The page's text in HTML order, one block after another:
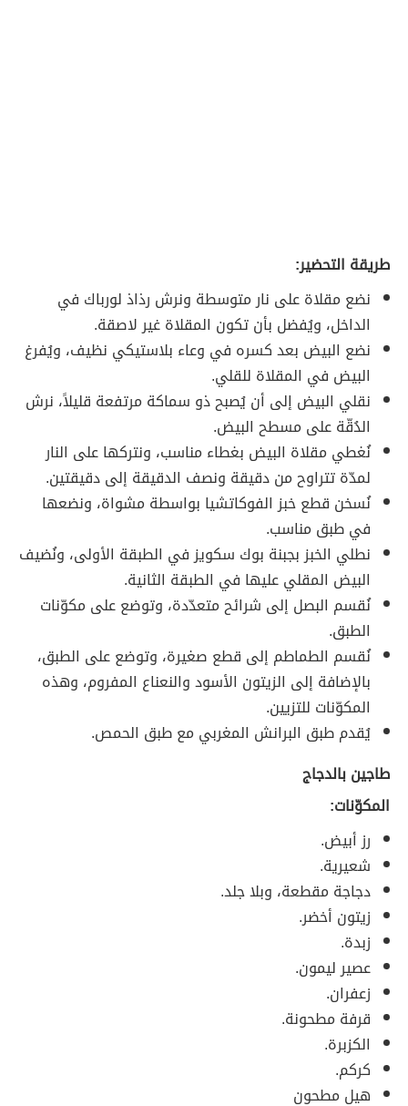
طريقة التحضير:
نضع مقلاة على نار متوسطة ونرش رذاذ لورباك في
الداخل، ويُفضل بأن تكون المقلاة غير لاصقة.
نضع البيض بعد كسره في وعاء بلاستيكي نظيف، ويُفرغ
البيض في المقلاة للقلي.
نقلي البيض إلى أن يُصبح ذو سماكة مرتفعة قليلاً، نرش
الدُقّة على مسطح البيض.
نُغطي مقلاة البيض بغطاء مناسب، ونتركها على النار
لمدّة تتراوح من دقيقة ونصف الدقيقة إلى دقيقتين.
نُسخن قطع خبز الفوكاتشيا بواسطة مشواة، ونضعها
في طبق مناسب.
نطلي الخبز بجبنة بوك سكويز في الطبقة الأولى، ونُضيف
البيض المقلي عليها في الطبقة الثانية.
نُقسم البصل إلى شرائح متعدّدة، وتوضع على مكوّنات
الطبق.
نُقسم الطماطم إلى قطع صغيرة، وتوضع على الطبق،
بالإضافة إلى الزيتون الأسود والنعناع المفروم، وهذه
المكوّنات للتزيين.
يُقدم طبق البرانش المغربي مع طبق الحمص.
طاجين بالدجاج
المكوّنات:
رز أبيض.
شعيرية.
دجاجة مقطعة، وبلا جلد.
زيتون أخضر.
زبدة.
عصير ليمون.
زعفران.
قرفة مطحونة.
الكزبرة.
كركم.
هيل مطحون